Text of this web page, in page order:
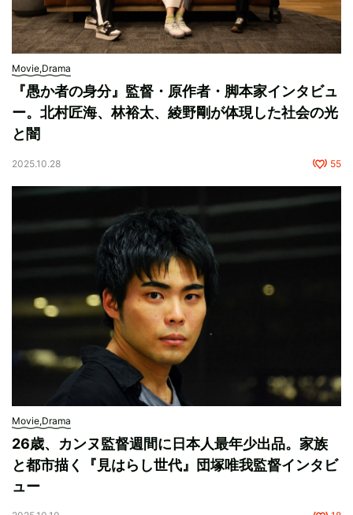
Movie,Drama
『愚か者の身分』監督・原作者・脚本家インタビュ
ー。北村匠海、林裕太、綾野剛が体現した社会の光
と闇
2025.10.28 55
Movie,Drama
26歳、カンヌ監督週間に日本人最年少出品。家族
と都市描く『見はらし世代』団塚唯我監督インタビ
ュー